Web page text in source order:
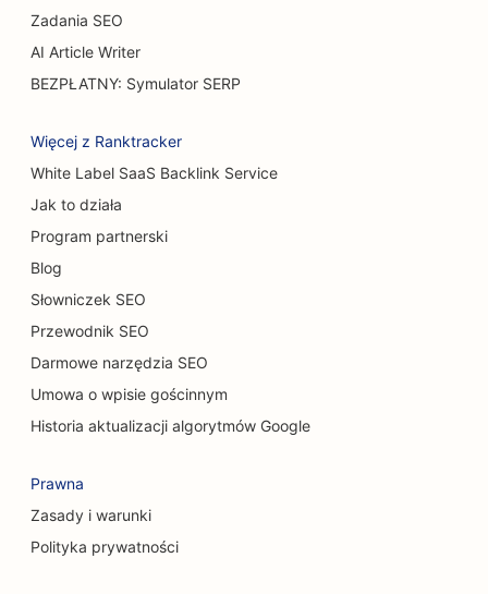
SEO dla kawiarni
SEO dla cukierni
SEO dla restauracji typu Casual Dining
SEO dla myjni samochodowych
SEO dla chiropraktyków
SEO dla kawiarni dla kotów
SEO dla sklepów odzieżowych
SEO dla chirurgów czaszkowo-twarzowych
Zadania SEO
AI Article Writer
BEZPŁATNY: Symulator SERP
Więcej z Ranktracker
White Label SaaS Backlink Service
Jak to działa
Program partnerski
Blog
Słowniczek SEO
Przewodnik SEO
Darmowe narzędzia SEO
Umowa o wpisie gościnnym
Historia aktualizacji algorytmów Google
Prawna
Zasady i warunki
Polityka prywatności